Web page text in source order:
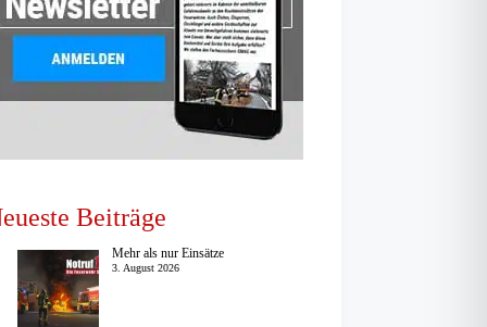
Beiträge
Mehr als nur Einsätze
3. August 2026